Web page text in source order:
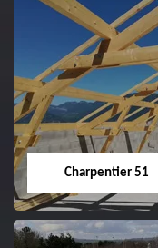
Entreprise de
couverture 51
Charpentier 51